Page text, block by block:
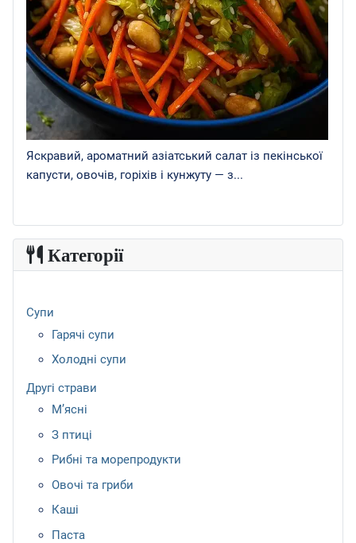
Яскравий, ароматний азіатський салат із пекінської
капусти, овочів, горіхів і кунжуту — з...
Категорії
Супи
Гарячі супи
Холодні супи
Другі страви
М’ясні
З птиці
Рибні та морепродукти
Овочі та гриби
Каші
Паста